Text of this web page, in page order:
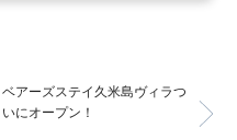
ベアーズステイ久米島ヴィラつ
いにオープン！